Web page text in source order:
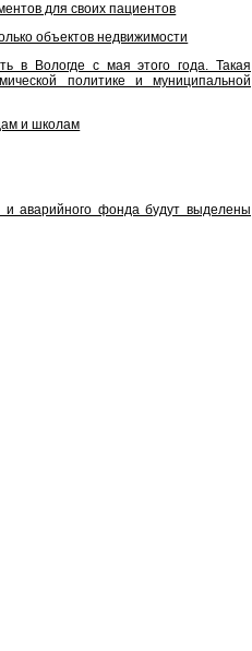
для своих пациентов
объектов недвижимости
в Вологде с мая этого года. Такая
политике и муниципальной
и школам
и аварийного фонда будут выделены